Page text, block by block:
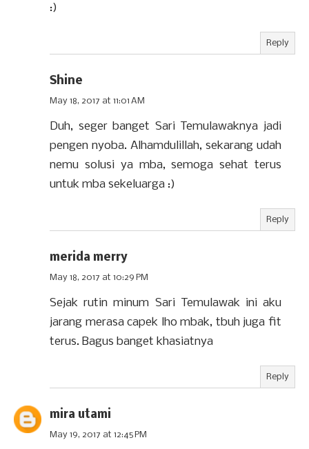
:)
Reply
Shine
May 18, 2017 at 11:01 AM
Duh, seger banget Sari Temulawaknya jadi
pengen nyoba. Alhamdulillah, sekarang udah
nemu solusi ya mba, semoga sehat terus
untuk mba sekeluarga :)
Reply
merida merry
May 18, 2017 at 10:29 PM
Sejak rutin minum Sari Temulawak ini aku
jarang merasa capek lho mbak, tbuh juga fit
terus. Bagus banget khasiatnya
Reply
mira utami
May 19, 2017 at 12:45 PM